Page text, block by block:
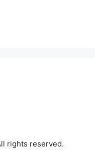
rights reserved.